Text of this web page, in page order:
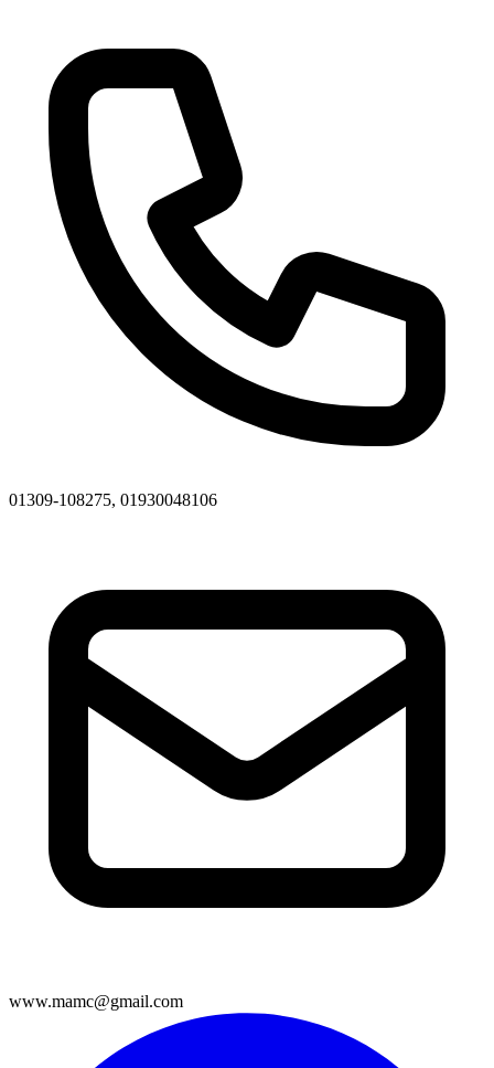
01309-108275, 01930048106
www.mamc@gmail.com